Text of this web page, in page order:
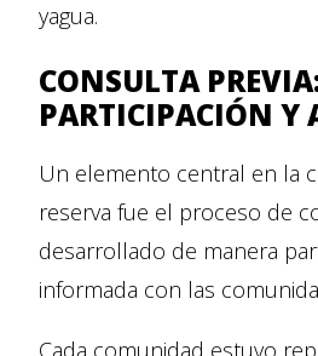
yagua.
CONSULTA
PARTICIPACIÓN Y
Un elemento central en la
reserva fue el proceso de
desarrollado de manera
informada con las
Cada comunidad estuvo